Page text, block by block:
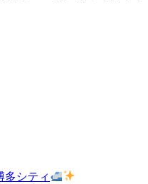
多シティ